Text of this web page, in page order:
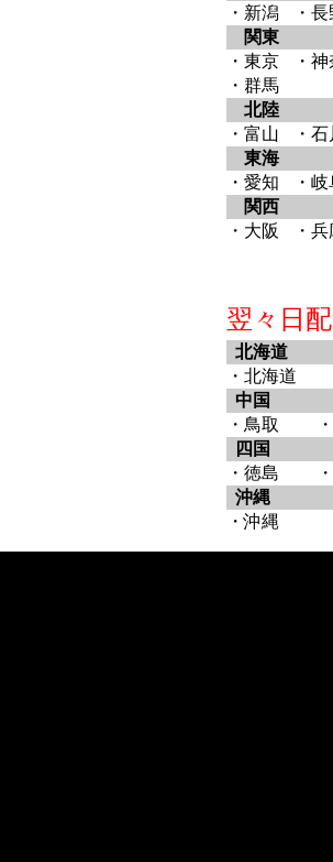
・新潟
・
関東
・東京
・神
・群馬
北陸
・富山
・石
東海
・愛知
・
関西
・大阪
・
翌々日
北海道
・北海道
中国
・鳥取
四国
・徳島
沖縄
・沖縄